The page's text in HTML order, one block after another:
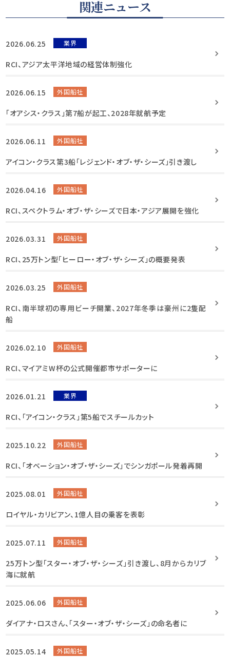
関連ニュース
2026.06.25 業界
RCI、アジア太平洋地域の経営体制強化
2026.06.15 外国船社
「オアシス・クラス」第7船が起工、2028年就航予定
2026.06.11 外国船社
アイコン・クラス第3船「レジェンド・オブ・ザ・シーズ」引き渡し
2026.04.16 外国船社
RCI、スペクトラム・オブ・ザ・シーズで日本・アジア展開を強化
2026.03.31 外国船社
RCI、25万トン型「ヒーロー・オブ・ザ・シーズ」の概要発表
2026.03.25 外国船社
RCI、南半球初の専用ビーチ開業、2027年冬季は豪州に2隻配
船
2026.02.10 外国船社
RCI、マイアミW杯の公式開催都市サポーターに
2026.01.21 業界
RCI、「アイコン・クラス」第5船でスチールカット
2025.10.22 外国船社
RCI、「オベーション・オブ・ザ・シーズ」でシンガポール発着再開
2025.08.01 外国船社
ロイヤル・カリビアン、1億人目の乗客を表彰
2025.07.11 外国船社
25万トン型「スター・オブ・ザ・シーズ」引き渡し、8月からカリブ
海に就航
2025.06.06 外国船社
ダイアナ・ロスさん、「スター・オブ・ザ・シーズ」の命名者に
2025.05.14 外国船社